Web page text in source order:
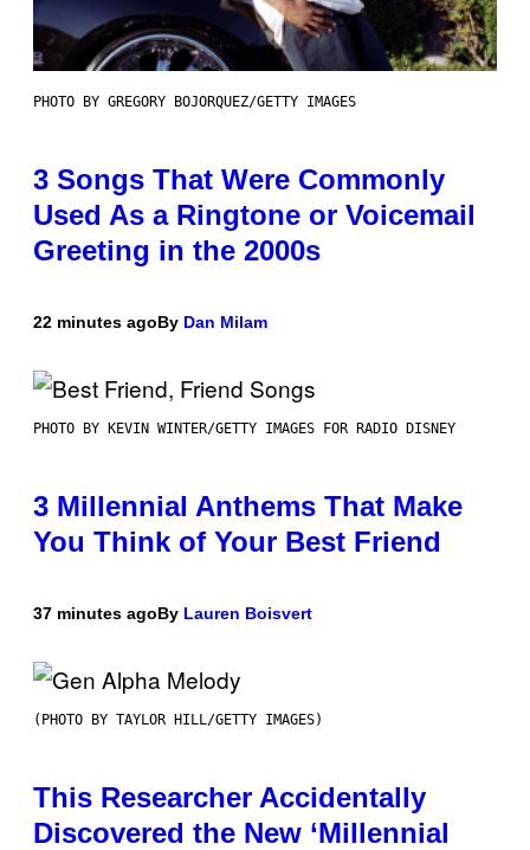
PHOTO BY GREGORY BOJORQUEZ/GETTY IMAGES
3 Songs That Were Commonly
Used As a Ringtone or Voicemail
Greeting in the 2000s
22 minutes agoBy Dan Milam
PHOTO BY KEVIN WINTER/GETTY IMAGES FOR RADIO DISNEY
3 Millennial Anthems That Make
You Think of Your Best Friend
37 minutes agoBy Lauren Boisvert
(PHOTO BY TAYLOR HILL/GETTY IMAGES)
This Researcher Accidentally
Discovered the New ‘Millennial